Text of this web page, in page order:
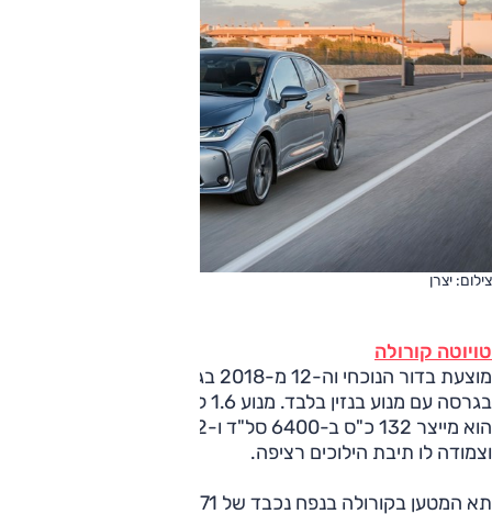
צילום: יצרן
טויוטה קורולה
מוצעת בדור הנוכחי וה-12 מ-2018 בגרסה היברידית וגם
בגרסה עם מנוע בנזין בלבד. מנוע 1.6 ליטר זה הוא אטמוספרי,
וצמודה לו תיבת הילוכים רציפה.